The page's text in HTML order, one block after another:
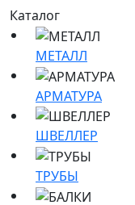
Каталог
МЕТАЛЛ
АРМАТУРА
ШВЕЛЛЕР
ТРУБЫ